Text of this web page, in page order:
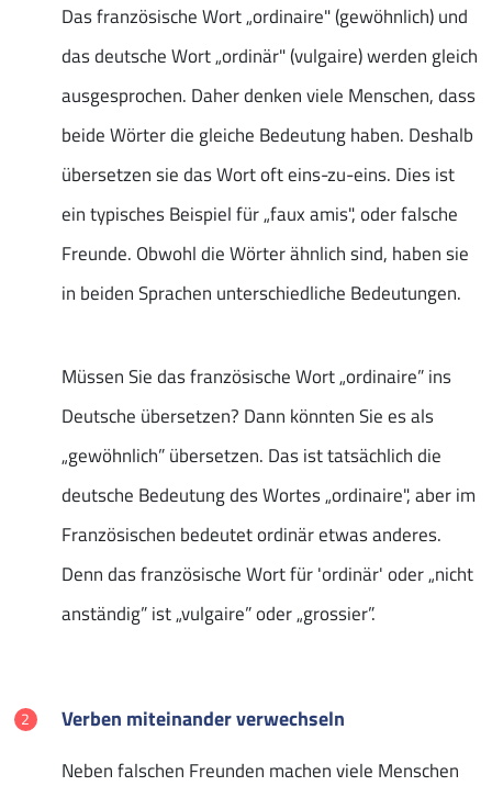
Das französische Wort „ordinaire" (gewöhnlich) und
das deutsche Wort „ordinär" (vulgaire) werden gleich
ausgesprochen. Daher denken viele Menschen, dass
beide Wörter die gleiche Bedeutung haben. Deshalb
übersetzen sie das Wort oft eins-zu-eins. Dies ist
ein typisches Beispiel für „faux amis", oder falsche
Freunde. Obwohl die Wörter ähnlich sind, haben sie
in beiden Sprachen unterschiedliche Bedeutungen.
Müssen Sie das französische Wort „ordinaire” ins
Deutsche übersetzen? Dann könnten Sie es als
„gewöhnlich” übersetzen. Das ist tatsächlich die
deutsche Bedeutung des Wortes „ordinaire", aber im
Französischen bedeutet ordinär etwas anderes.
Denn das französische Wort für 'ordinär' oder „nicht
anständig” ist „vulgaire” oder „grossier”.
Verben miteinander verwechseln
Neben falschen Freunden machen viele Menschen